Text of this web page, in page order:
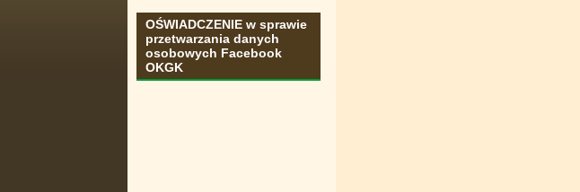
OŚWIADCZENIE w sprawie
przetwarzania danych
osobowych Facebook
OKGK